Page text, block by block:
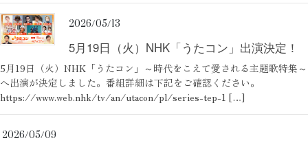
2026/05/13
5月19日（火）NHK「うたコン」出演決定！
5月19日（火）NHK「うたコン」～時代をこえて愛される主題歌特集～
へ出演が決定しました。番組詳細は下記をご確認ください。
https://www.web.nhk/tv/an/utacon/pl/series-tep-1 […]
2026/05/09